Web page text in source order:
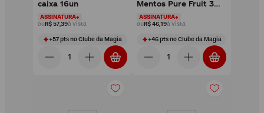
caixa 16un
ASSINATURA+
ouR$ 57,39à vista
+57ptsno Clube da Magia
Mentos Pure Fruit 3
caixa 15un
ASSINATURA+
ouR$ 46,19à vista
+46ptsno Clube da Magia